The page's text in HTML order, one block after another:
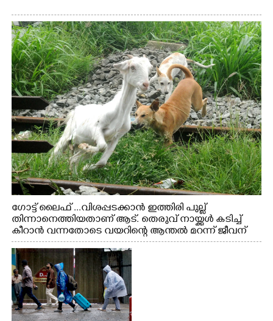
ഗോട്ട് ലൈഫ് ...വിശപ്പടക്കാൻ ഇത്തിരി പുല്ല്
തിന്നാനെത്തിയതാണ് ആട്. തെരുവ് നായ്ക്കൾ കടിച്ച്
കീറാൻ വന്നതോടെ വയറിന്റെ ആന്തൽ മറന്ന് ജീവന്
വേണ്ടിയായി ഓട്ടം. എറണാകുളം വാത്തുരുത്തിയിൽ
നിന്നുള്ള കാഴ്ച